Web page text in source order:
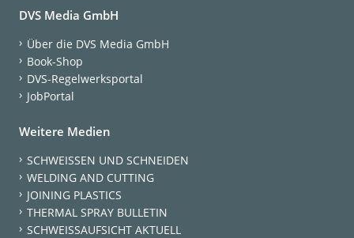
DVS Media GmbH
Über die DVS Media GmbH
Book-Shop
DVS-Regelwerksportal
JobPortal
Weitere Medien
SCHWEISSEN UND SCHNEIDEN
WELDING AND CUTTING
JOINING PLASTICS
THERMAL SPRAY BULLETIN
SCHWEISSAUFSICHT AKTUELL